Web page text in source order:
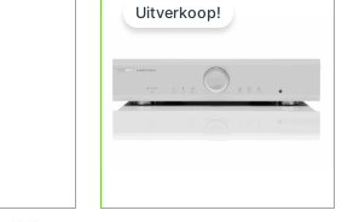
Uitverkoop!